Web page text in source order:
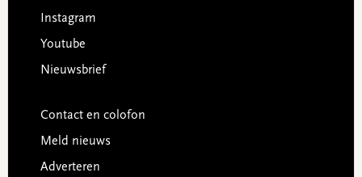
Instagram
Youtube
Nieuwsbrief
Contact en colofon
Meld nieuws
Adverteren